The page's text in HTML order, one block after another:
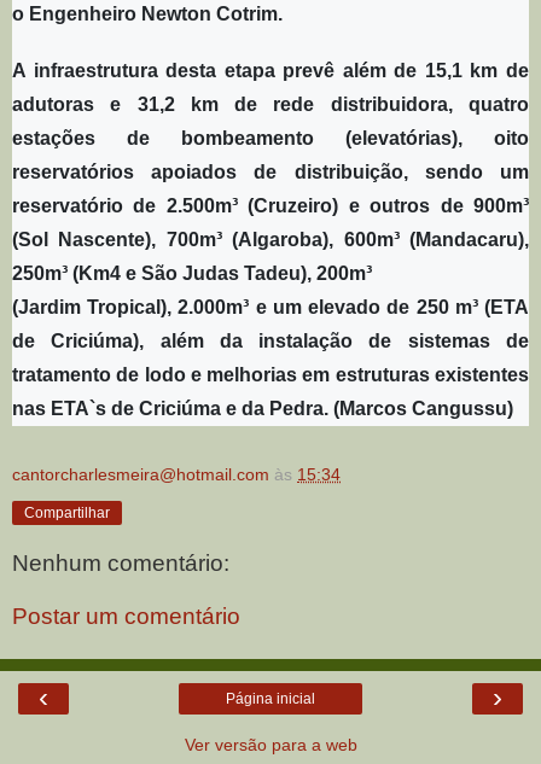
o Engenheiro Newton Cotrim.
A infraestrutura desta etapa prevê além de 15,1 km de
adutoras e 31,2 km de rede distribuidora, quatro
estações de bombeamento (elevatórias), oito
reservatórios apoiados de distribuição, sendo um
reservatório de 2.500m³ (Cruzeiro) e outros de 900m³
(Sol Nascente), 700m³ (Algaroba), 600m³ (Mandacaru),
250m³ (Km4 e São Judas Tadeu), 200m³
(Jardim Tropical), 2.000m³ e um elevado de 250 m³ (ETA
de Criciúma), além da instalação de sistemas de
tratamento de lodo e melhorias em estruturas existentes
nas ETA`s de Criciúma e da Pedra. (Marcos Cangussu)
cantorcharlesmeira@hotmail.com às 15:34
Compartilhar
Nenhum comentário:
Postar um comentário
‹ ›
Página inicial
Ver versão para a web